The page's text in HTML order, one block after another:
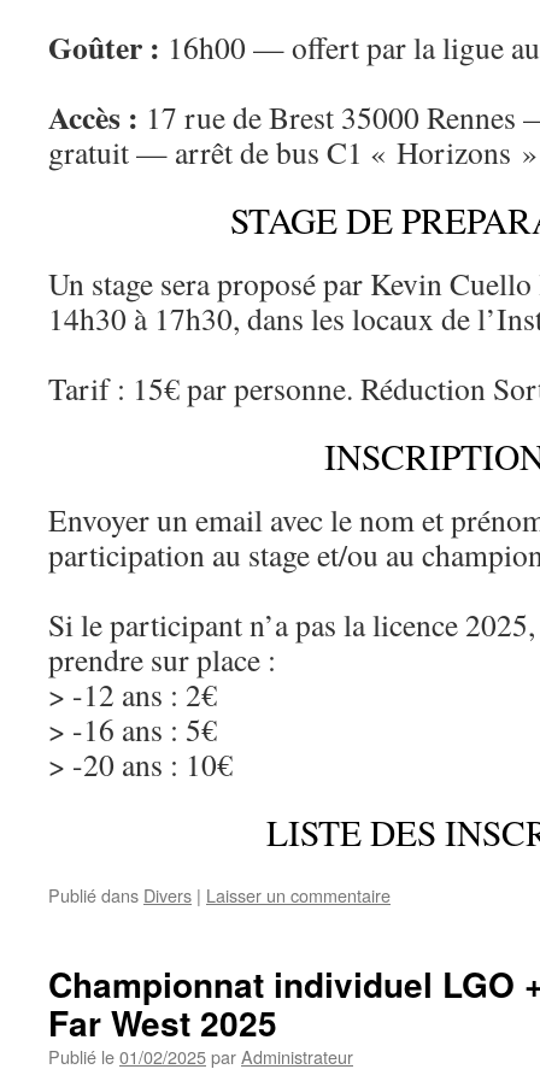
Goûter : 16h00 — offert par la ligue
Accès : 17 rue de Brest 35000
gratuit — arrêt de bus C1 « Horizons »
STAGE DE
Un stage sera proposé par Kevin
14h30 à 17h30, dans les locaux de
Tarif : 15€ par personne. Réduction
Envoyer un email avec le nom et
participation au stage et/ou au
Si le participant n’a pas la licence
prendre sur place :
> -12 ans : 2€
> -16 ans : 5€
> -20 ans : 10€
LISTE DES
Publié dans Divers | Laisser un commentaire
Championnat individuel LGO
Far West 2025
Publié le01/02/2025parAdministrateur